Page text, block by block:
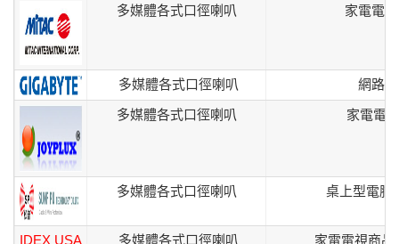
多媒體各式口徑喇叭 家電電
多媒體各式口徑喇叭
網路
多媒體各式口徑喇叭
家電電
多媒體各式口徑喇叭 桌上型電腦
IDEX USA 多媒體各式口徑喇叭
家電電視商